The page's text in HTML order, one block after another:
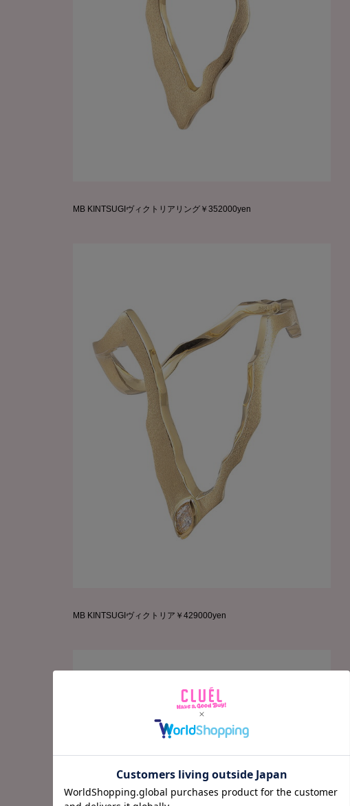
MB KINTSUGIヴィクトリアリング￥352000yen
MB KINTSUGIヴィクトリア￥429000yen